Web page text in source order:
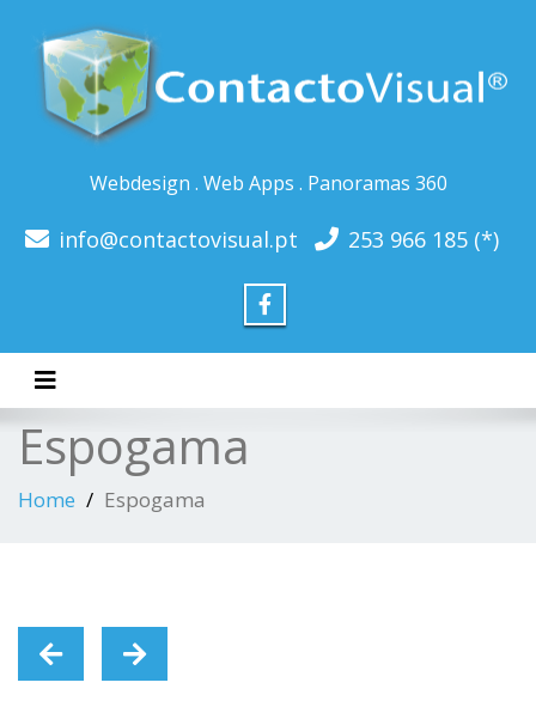
Webdesign . Web Apps . Panoramas 360
info@contactovisual.pt 253 966 185 (*)
Toggle navigation
Espogama
Home Espogama